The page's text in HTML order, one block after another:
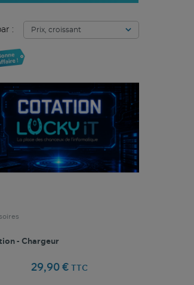
:
- Chargeur
29,90 € TTC